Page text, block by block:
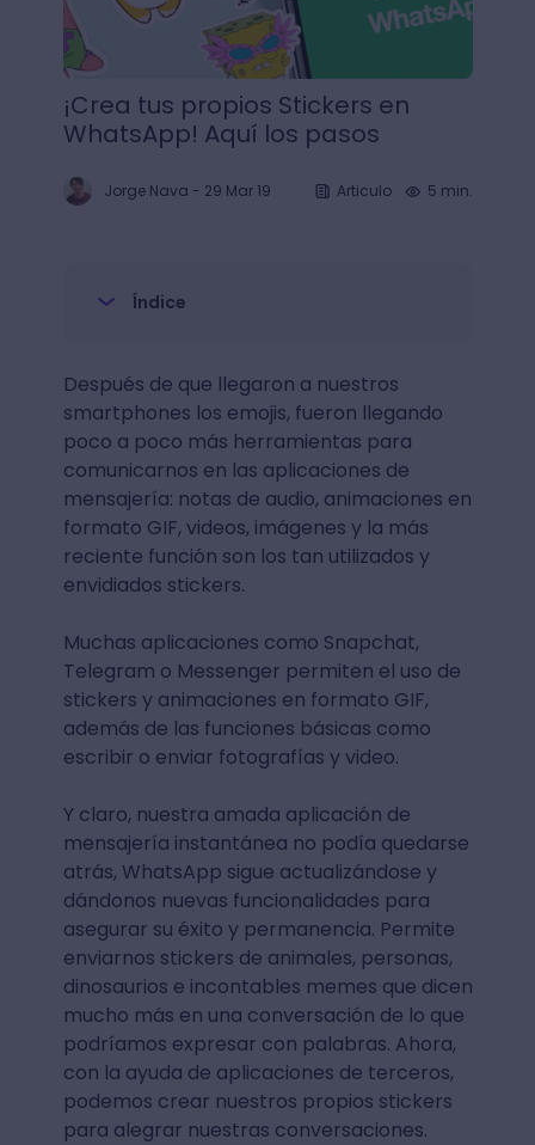
¡Crea tus propios Stickers en
WhatsApp! Aquí los pasos
Jorge Nava - 29 Mar 19 Articulo 5 min.
Índice
Después de que llegaron a nuestros
smartphones los emojis, fueron llegando
poco a poco más herramientas para
comunicarnos en las aplicaciones de
mensajería: notas de audio, animaciones en
formato GIF, videos, imágenes y la más
reciente función son los tan utilizados y
envidiados stickers.
Muchas aplicaciones como Snapchat,
Telegram o Messenger permiten el uso de
stickers y animaciones en formato GIF,
además de las funciones básicas como
escribir o enviar fotografías y video.
Y claro, nuestra amada aplicación de
mensajería instantánea no podía quedarse
atrás, WhatsApp sigue actualizándose y
dándonos nuevas funcionalidades para
asegurar su éxito y permanencia. Permite
enviarnos stickers de animales, personas,
dinosaurios e incontables memes que dicen
mucho más en una conversación de lo que
podríamos expresar con palabras. Ahora,
con la ayuda de aplicaciones de terceros,
podemos crear nuestros propios stickers
para alegrar nuestras conversaciones.